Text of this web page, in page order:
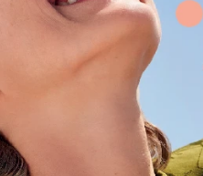
Međunarodni
dan mačaka:
upoznajte
istanbulske
mace